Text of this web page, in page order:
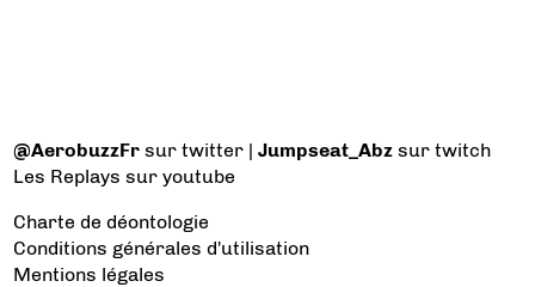
@AerobuzzFr sur twitter |Jumpseat_Abz sur twitch
Les Replays sur youtube
Charte de déontologie
Conditions générales d'utilisation
Mentions légales